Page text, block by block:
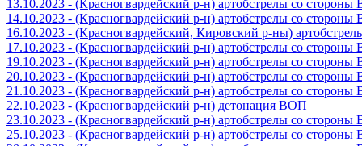
13.10.2023 - (Красногвардейский р-н) артобстрелы со
14.10.2023 - (Красногвардейский р-н) артобстрелы со
16.10.2023 - (Красногвардейский, Кировский р-ны)
17.10.2023 - (Красногвардейский р-н) артобстрелы со
19.10.2023 - (Красногвардейский р-н) артобстрелы со
20.10.2023 - (Красногвардейский р-н) артобстрелы со
21.10.2023 - (Красногвардейский р-н) артобстрелы со
22.10.2023 - (Красногвардейский р-н) детонация ВОП
23.10.2023 - (Красногвардейский р-н) артобстрелы со
25.10.2023 - (Красногвардейский р-н) артобстрелы со